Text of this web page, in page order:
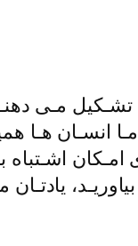
تشـکیل مـی
انسـان هـا
اشـتباه
یادتـان